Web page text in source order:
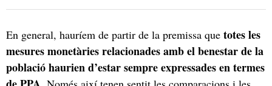
En general, hauríem de partir de la premissa que totes les
mesures monetàries relacionades amb el benestar de la
població haurien d’estar sempre expressades en termes